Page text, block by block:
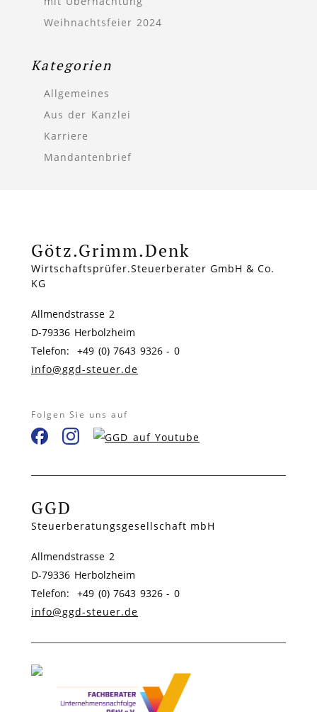
Weihnachtsfeier 2024
Kategorien
Allgemeines
Aus der Kanzlei
Karriere
Mandantenbrief
Götz.Grimm.Denk
Wirtschaftsprüfer.Steuerberater GmbH & Co.
KG
Allmendstrasse 2
D-79336 Herbolzheim
Telefon: +49 (0) 7643 9326 - 0
info@ggd-steuer.de
Folgen Sie uns auf
GGD
Steuerberatungsgesellschaft mbH
Allmendstrasse 2
D-79336 Herbolzheim
Telefon: +49 (0) 7643 9326 - 0
info@ggd-steuer.de